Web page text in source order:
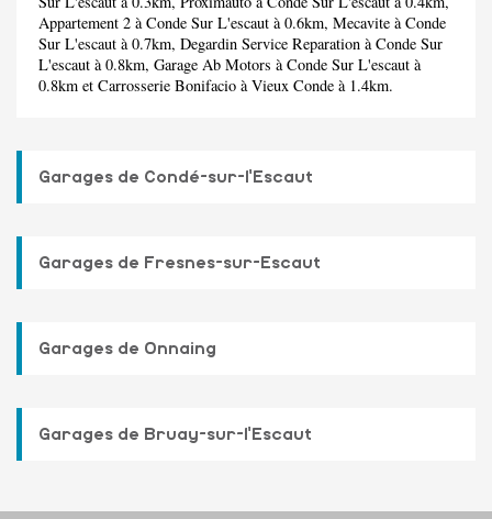
Appartement 2 à Conde Sur L'escaut à 0.6km, Mecavite à Conde
Sur L'escaut à 0.7km, Degardin Service Reparation à Conde Sur
L'escaut à 0.8km, Garage Ab Motors à Conde Sur L'escaut à
0.8km et Carrosserie Bonifacio à Vieux Conde à 1.4km.
Garages de Condé-sur-l'Escaut
Garages de Fresnes-sur-Escaut
Garages de Onnaing
Garages de Bruay-sur-l'Escaut